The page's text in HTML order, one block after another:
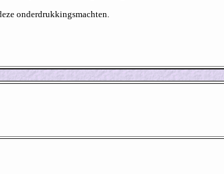
onderdrukkingsmachten.